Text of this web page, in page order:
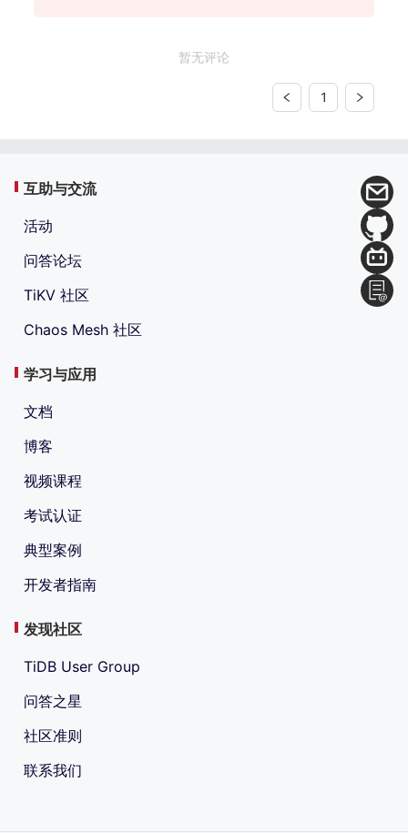
暂无评论
1
互助与交流
活动
问答论坛
TiKV 社区
Chaos Mesh 社区
学习与应用
文档
博客
视频课程
考试认证
典型案例
开发者指南
发现社区
TiDB User Group
问答之星
社区准则
联系我们